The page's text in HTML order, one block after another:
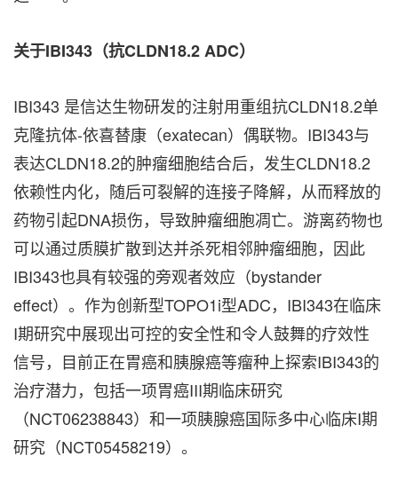
关于IBI343（抗CLDN18.2 ADC）
IBI343 是信达生物研发的注射用重组抗CLDN18.2单
克隆抗体-依喜替康（exatecan）偶联物。IBI343与
表达CLDN18.2的肿瘤细胞结合后，发生CLDN18.2
依赖性内化，随后可裂解的连接子降解，从而释放的
药物引起DNA损伤，导致肿瘤细胞凋亡。游离药物也
可以通过质膜扩散到达并杀死相邻肿瘤细胞，因此
IBI343也具有较强的旁观者效应（bystander
effect）。作为创新型TOPO1i型ADC，IBI343在临床
I期研究中展现出可控的安全性和令人鼓舞的疗效性
信号，目前正在胃癌和胰腺癌等瘤种上探索IBI343的
治疗潜力，包括一项胃癌III期临床研究
（NCT06238843）和一项胰腺癌国际多中心临床I期
研究（NCT05458219）。